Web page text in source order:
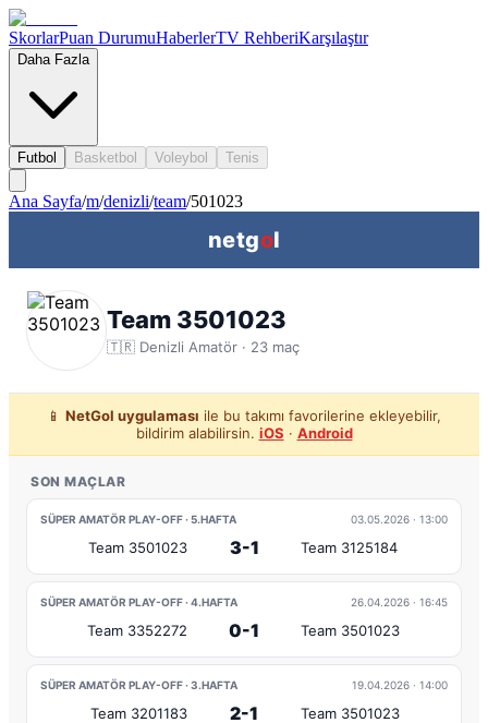
SkorlarPuan DurumuHaberlerTV RehberiKarşılaştır
Daha Fazla
Futbol Basketbol Voleybol Tenis
Ana Sayfa/m/denizli/team/501023
netgol
Team 3501023
🇹🇷 Denizli Amatör · 23 maç
📱 NetGol uygulaması ile bu takımı favorilerine ekleyebilir,
bildirim alabilirsin. iOS · Android
SON MAÇLAR
SÜPER AMATÖR PLAY-OFF · 5.HAFTA 03.05.2026 · 13:00
Team 3501023 3-1 Team 3125184
SÜPER AMATÖR PLAY-OFF · 4.HAFTA 26.04.2026 · 16:45
Team 3352272 0-1 Team 3501023
SÜPER AMATÖR PLAY-OFF · 3.HAFTA 19.04.2026 · 14:00
Team 3201183 2-1 Team 3501023